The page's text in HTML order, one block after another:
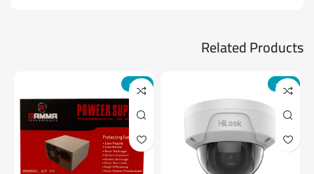
Related Products
-24%
-14%